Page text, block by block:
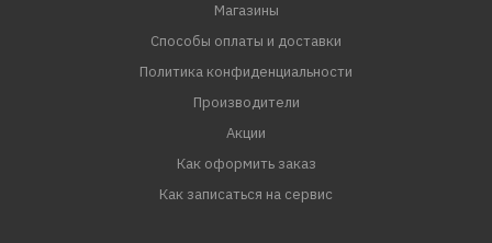
Магазины
Способы оплаты и доставки
Политика конфиденциальности
Производители
Акции
Как оформить заказ
Как записаться на сервис